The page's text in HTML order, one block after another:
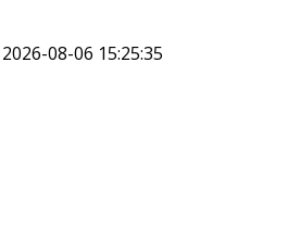
2026-08-06 15:25:35